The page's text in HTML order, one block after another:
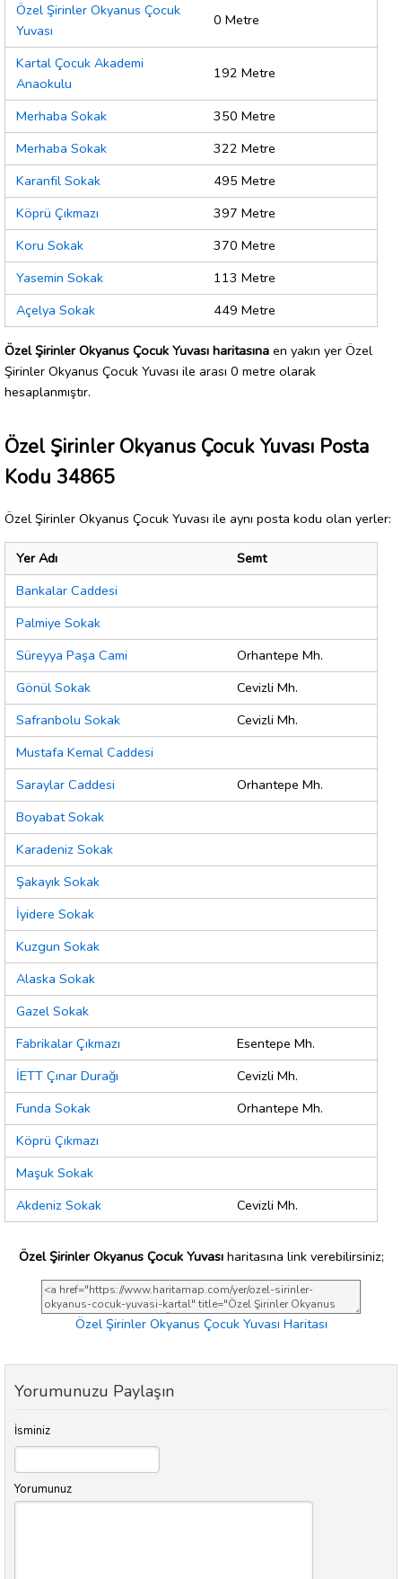
Özel Şirinler Okyanus Çocuk
Yuvası
0 Metre
Kartal Çocuk Akademi
Anaokulu
192 Metre
Merhaba Sokak
350 Metre
Merhaba Sokak
322 Metre
Karanfil Sokak
495 Metre
Köprü Çıkmazı
397 Metre
Koru Sokak
370 Metre
Yasemin Sokak
113 Metre
Açelya Sokak
449 Metre
Özel Şirinler Okyanus Çocuk Yuvası haritasına en yakın yer Özel
Şirinler Okyanus Çocuk Yuvası ile arası 0 metre olarak
hesaplanmıştır.
Özel Şirinler Okyanus Çocuk Yuvası Posta
Kodu 34865
Özel Şirinler Okyanus Çocuk Yuvası ile aynı posta kodu olan yerler:
Yer Adı
Semt
Bankalar Caddesi
Palmiye Sokak
Süreyya Paşa Cami
Orhantepe Mh.
Gönül Sokak
Cevizli Mh.
Safranbolu Sokak
Cevizli Mh.
Mustafa Kemal Caddesi
Saraylar Caddesi
Orhantepe Mh.
Boyabat Sokak
Karadeniz Sokak
Şakayık Sokak
İyidere Sokak
Kuzgun Sokak
Alaska Sokak
Gazel Sokak
Fabrikalar Çıkmazı
Esentepe Mh.
İETT Çınar Durağı
Cevizli Mh.
Funda Sokak
Orhantepe Mh.
Köprü Çıkmazı
Maşuk Sokak
Akdeniz Sokak
Cevizli Mh.
Özel Şirinler Okyanus Çocuk Yuvasıharitasına link verebilirsiniz;
Özel Şirinler Okyanus Çocuk Yuvası Haritası
Yorumunuzu Paylaşın
İsminiz
Yorumunuz